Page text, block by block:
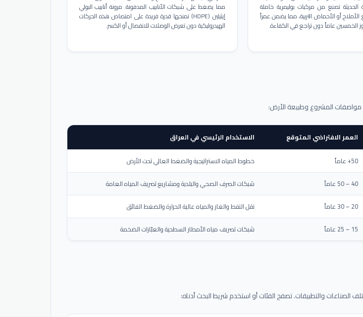
الحديثة تصنع من مركبات بوليمرية خاملة
أو الأحماض التربية، مما يضمن عمراً
الخمسين عاماً دون تراجع في الكفاءة.
مما يضغط على شبكات الأنابيب المدفونة. مرونة أنابيب البولي
إيثيلين (HDPE) تمنحها قدرة فريدة على امتصاص هذه الحركات
الهيدروليكية دون تعرض الوصلات للانفصال أو الكسر.
مواصفات المشروع وطبيعة الأرض:
العمر الافتراضي المتوقع الاستخدام الرئيسي في العراق
50+ عاماً
خطوط المياه الاستراتيجية والضغط العالي تحت الأرض
40 – 50 عاماً
شبكات الصرف الصحي والبلدية ومشاريع تصريف المياه العامة
20 – 30 عاماً
نقل النفط والغاز والمياه عالية الحرارة والضغط الفائق
15 – 25 عاماً شبكات تصريف مياه الأمطار السطحية والعبّارات الضخمة
الصناعات والتطبيقات. تصفح الفئات أو استخدم شريط البحث أدناه: